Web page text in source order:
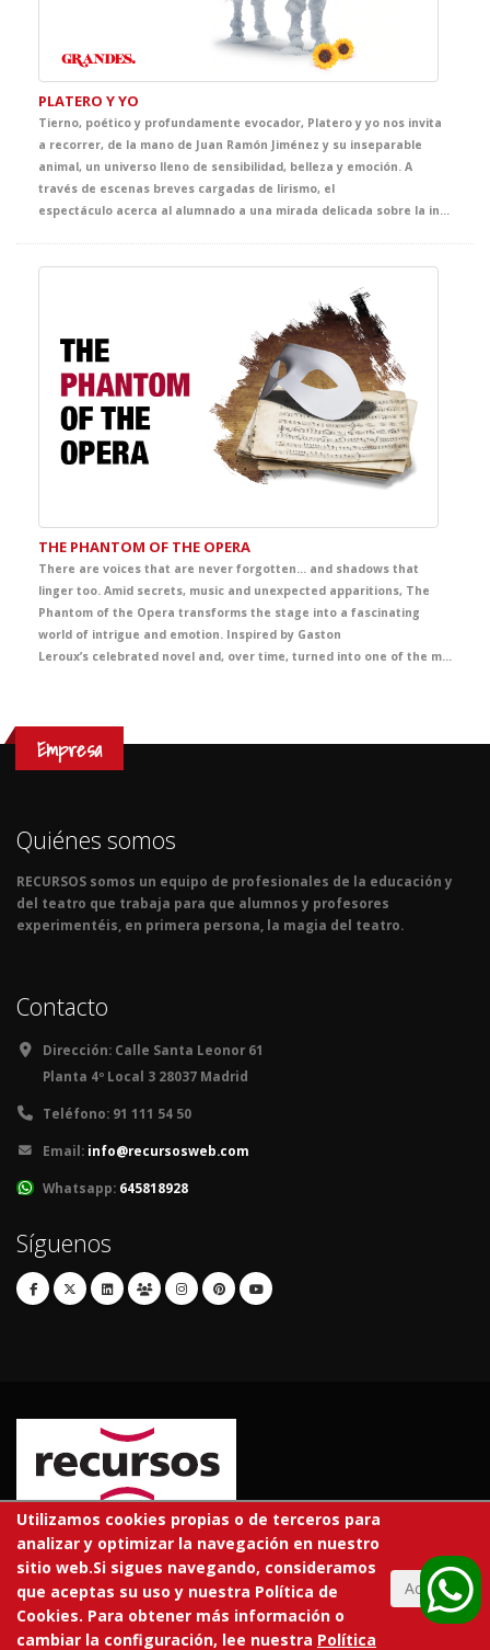
PLATERO Y YO
Tierno, poético y profundamente evocador, Platero y yo nos invita
a recorrer, de la mano de Juan Ramón Jiménez y su inseparable
animal, un universo lleno de sensibilidad, belleza y emoción. A
través de escenas breves cargadas de lirismo, el
espectáculo acerca al alumnado a una mirada delicada sobre la infancia, la naturaleza, la amistad y la vida cotidiana, convirtiendo el escenario en un espacio de asombro, ternura y descubrimiento.
THE PHANTOM OF THE OPERA
There are voices that are never forgotten… and shadows that
linger too. Amid secrets, music and unexpected apparitions, The
Phantom of the Opera transforms the stage into a fascinating
world of intrigue and emotion. Inspired by Gaston
Leroux’s celebrated novel and, over time, turned into one of the most famous and admired titles from Broadway to London’s West End and the wider international stage imagination, this production envelops the audience in an unforgettable story of mystery, beauty and passion. A captivating theatrical experience that offers students a powerful immersion in English, filled with intensity, atmosphere and deep emotion.
Empresa
Quiénes somos
RECURSOS somos un equipo de profesionales de la educación y
del teatro que trabaja para que alumnos y profesores
experimentéis, en primera persona, la magia del teatro.
Contacto
Dirección: Calle Santa Leonor 61
Planta 4º Local 3 28037 Madrid
Teléfono: 91 111 54 50
Email: info@recursosweb.com
Whatsapp: 645818928
Síguenos
© 2026 RECURSOS EDUCATIVOS S.L.
Todos los derechos reservados.
En tu centro Tarifas Trabaja con nosotros Aviso legal
Utilizamos cookies propias o de terceros para
analizar y optimizar la navegación en nuestro
sitio web.Si sigues navegando, consideramos
que aceptas su uso y nuestra Política de
Cookies. Para obtener más información o
cambiar la configuración, lee nuestra Política
Aceptar